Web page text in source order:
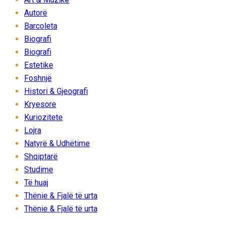
Autorë
Barcoleta
Biografi
Biografi
Estetike
Foshnjë
Histori & Gjeografi
Kryesore
Kuriozitete
Lojra
Natyrë & Udhëtime
Shqiptarë
Studime
Të huaj
Thënie & Fjalë të urta
Thënie & Fjalë të urta